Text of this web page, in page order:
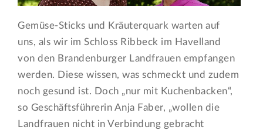
Gemüse-Sticks und Kräuterquark warten auf
uns, als wir im Schloss Ribbeck im Havelland
von den Brandenburger Landfrauen empfangen
werden. Diese wissen, was schmeckt und zudem
noch gesund ist. Doch „nur mit Kuchenbacken“,
so Geschäftsführerin Anja Faber, „wollen die
Landfrauen nicht in Verbindung gebracht